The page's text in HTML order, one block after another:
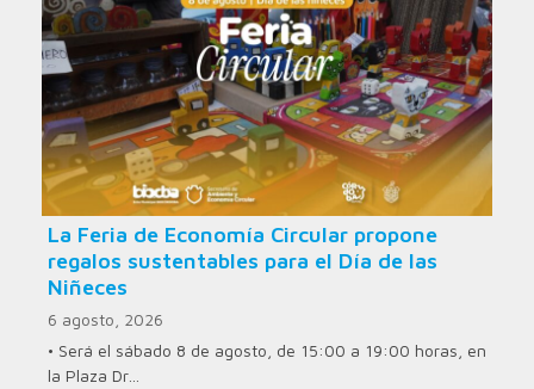
La Feria de Economía Circular propone
regalos sustentables para el Día de las
Niñeces
6 agosto, 2026
• Será el sábado 8 de agosto, de 15:00 a 19:00 horas, en
la Plaza Dr…